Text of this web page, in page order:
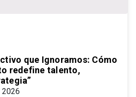
que Ignoramos: Cómo
redefine talento,
2026